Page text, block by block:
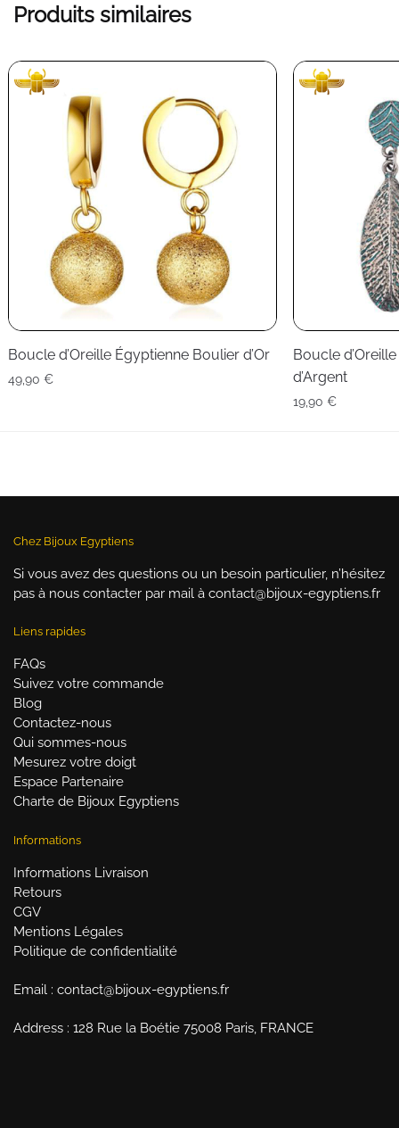
Produits similaires
Boucle d’Oreille Égyptienne Boulier d’Or
49,90 €
Boucle
d’Argent
19,90 €
Chez Bijoux Egyptiens
Si vous avez des questions ou un besoin particulier, n’hésitez
pas à nous contacter par mail à contact@bijoux-egyptiens.fr
Liens rapides
FAQs
Suivez votre commande
Blog
Contactez-nous
Qui sommes-nous
Mesurez votre doigt
Espace Partenaire
Charte de Bijoux Egyptiens
Informations
Informations Livraison
Retours
CGV
Mentions Légales
Politique de confidentialité
Email : contact@bijoux-egyptiens.fr
Address : 128 Rue la Boétie 75008 Paris, FRANCE